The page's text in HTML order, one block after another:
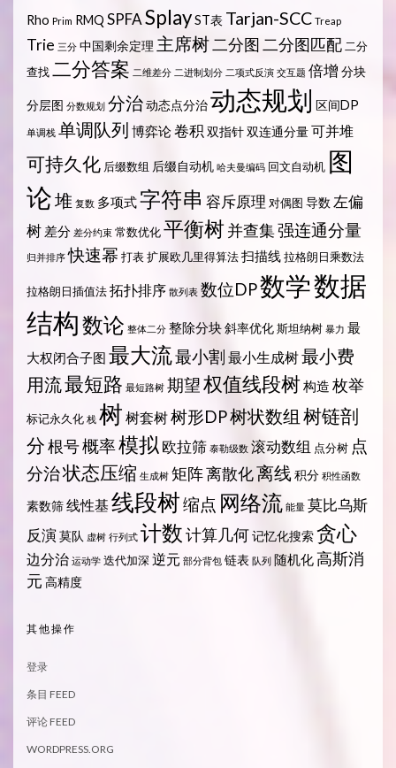
Rho Prim RMQ SPFASplayST表 Tarjan-SCC Treap
Trie 三分 中国剩余定理 主席树二分图 二分图匹配 二分
查找二分答案 二维差分 二进制划分 二项式反演 交互题 倍增 分块
分层图 分数规划 分治动态点分治动态规划 区间DP
单调栈 单调队列 博弈论卷积 双指针双连通分量可并堆
可持久化 后缀数组 后缀自动机 哈夫曼编码 回文自动机 图
论堆 复数 多项式字符串 容斥原理 对偶图 导数 左偏
树 差分 差分约束 常数优化平衡树并查集强连通分量
归并排序 快速幂 打表扩展欧几里得算法扫描线拉格朗日乘数法
拉格朗日插值法拓扑排序 散列表 数位DP数学数据
结构数论 整体二分 整除分块斜率优化斯坦纳树 暴力 最
大权闭合子图 最大流最小割 最小生成树最小费
用流最短路 最短路树 期望权值线段树构造 枚举
标记永久化 栈 树 树套树树形DP树状数组 树链剖
分根号概率模拟 欧拉筛 泰勒级数 滚动数组 点分树 点
分治状态压缩 生成树 矩阵离散化离线 积分 积性函数
素数筛线性基 线段树缩点 网络流 能量 莫比乌斯
反演莫队 虚树 行列式 计数计算几何记忆化搜索贪心
边分治 运动学 迭代加深 逆元 部分背包 链表 队列 随机化高斯消
元 高精度
其他操作
登录
条目 FEED
评论 FEED
WORDPRESS.ORG